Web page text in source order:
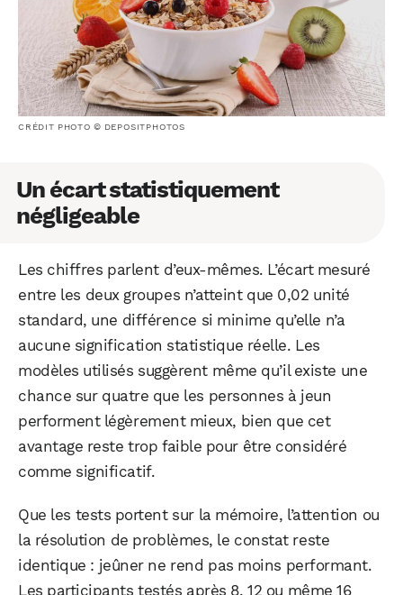
CRÉDIT PHOTO © DEPOSITPHOTOS
Un écart statistiquement
négligeable
Les chiffres parlent d’eux-mêmes. L’écart mesuré
entre les deux groupes n’atteint que 0,02 unité
standard, une différence si minime qu’elle n’a
aucune signification statistique réelle. Les
modèles utilisés suggèrent même qu’il existe une
chance sur quatre que les personnes à jeun
performent légèrement mieux, bien que cet
avantage reste trop faible pour être considéré
comme significatif.
Que les tests portent sur la mémoire, l’attention ou
la résolution de problèmes, le constat reste
identique : jeûner ne rend pas moins performant.
Les participants testés après 8, 12 ou même 16